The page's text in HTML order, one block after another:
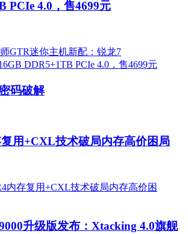
PCIe 4.0，售4699元
码破解
用+CXL技术破局内存高价困局
升级版发布：Xtacking 4.0旗舰